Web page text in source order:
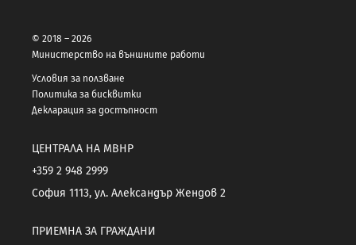
© 2018 – 2026
Министерство на външните работи
Условия за ползване
Политика за бисквитки
Декларация за достъпност
ЦЕНТРАЛА НА МВНР
+359 2 948 2999
София 1113, ул. Александър Жендов 2
ПРИЕМНА ЗА ГРАЖДАНИ